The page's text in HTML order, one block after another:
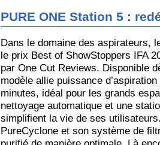
PURE ONE Station 5 :
Dans le domaine des aspirateurs,
le prix Best of ShowStoppers IFA
par One Cut Reviews. Disponible
modèle allie puissance
minutes, idéal pour les grands
nettoyage automatique et une
simplifient la vie de ses
PureCyclone et son système de